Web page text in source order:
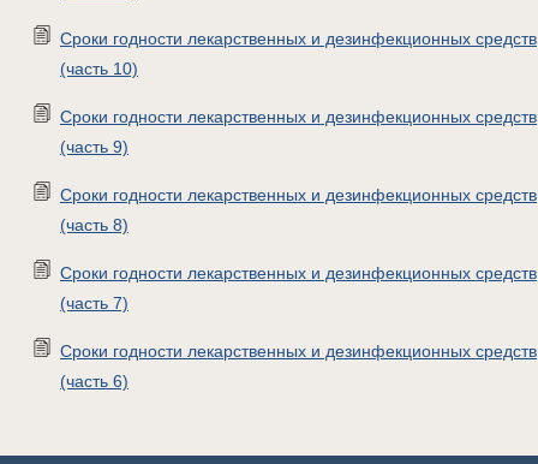
Сроки годности лекарственных и дезинфекционных средств
(часть 10)
Сроки годности лекарственных и дезинфекционных средств
(часть 9)
Сроки годности лекарственных и дезинфекционных средств
(часть 8)
Сроки годности лекарственных и дезинфекционных средств
(часть 7)
Сроки годности лекарственных и дезинфекционных средств
(часть 6)